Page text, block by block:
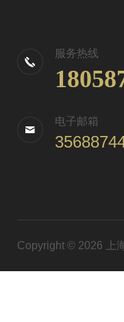
服务热线
电子邮箱
Copyright © 2026 上